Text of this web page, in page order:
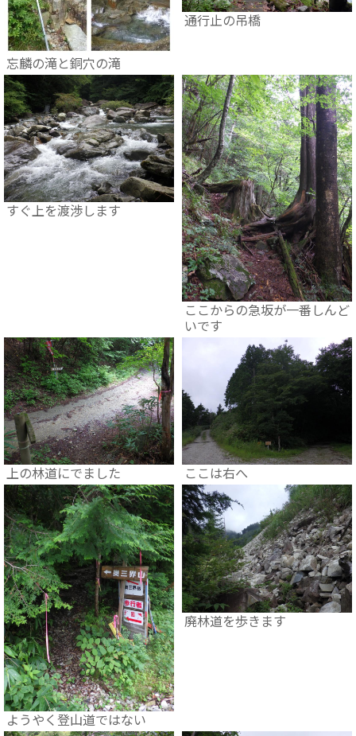
忘麟の滝と銅穴の滝
通行止の吊橋
すぐ上を渡渉します
ここからの急坂が一番しんど
いです
上の林道にでました ここは右へ
ようやく登山道ではない
廃林道を歩きます